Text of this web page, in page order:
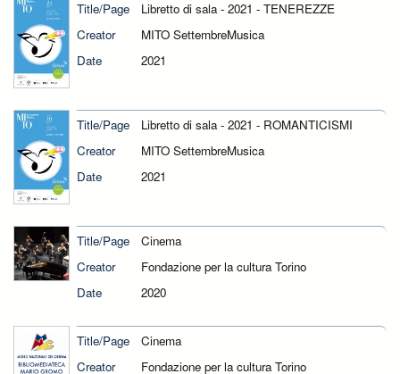
Title/Page
Libretto di sala - 2021 - TENEREZZE
Creator
MITO SettembreMusica
Date
2021
Title/Page
Libretto di sala - 2021 - ROMANTICISMI
Creator
MITO SettembreMusica
Date
2021
Title/Page
Cinema
Creator
Fondazione per la cultura Torino
Date
2020
Title/Page
Cinema
Creator
Fondazione per la cultura Torino